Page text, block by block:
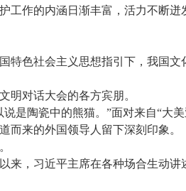
作的内涵日渐丰富，活力不断迸
社会主义思想指引下，我国文
对话大会的各方宾朋。
是陶瓷中的熊猫。”面对来自“大
而来的外国领导人留下深刻印象。
，习近平主席在各种场合生动讲